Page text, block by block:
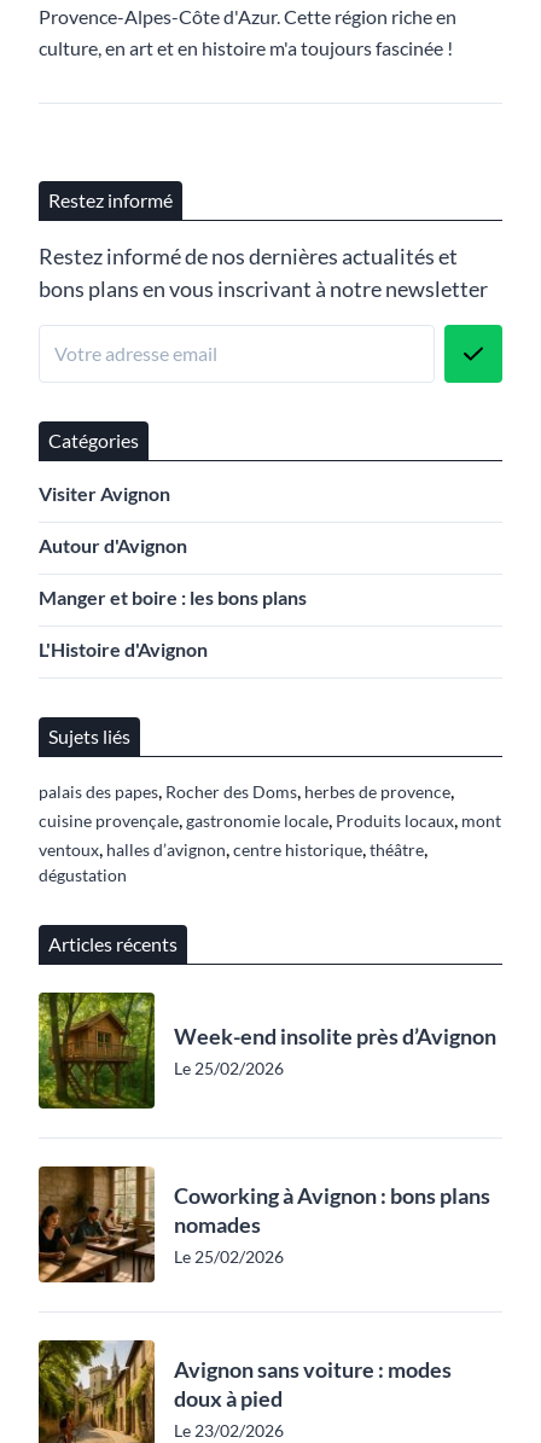
Provence-Alpes-Côte d'Azur. Cette région riche en
culture, en art et en histoire m'a toujours fascinée !
Restez informé
Restez informé de nos dernières actualités et
bons plans en vous inscrivant à notre newsletter
Catégories
Visiter Avignon
Autour d'Avignon
Manger et boire : les bons plans
L'Histoire d'Avignon
Sujets liés
palais des papes Rocher des Doms herbes de provence
cuisine provençale gastronomie locale Produits locaux mont
ventoux halles d’avignon centre historique théâtre
dégustation
Articles récents
Week-end insolite près d’Avignon
Le 25/02/2026
Coworking à Avignon : bons plans
nomades
Le 25/02/2026
Avignon sans voiture : modes
doux à pied
Le 23/02/2026